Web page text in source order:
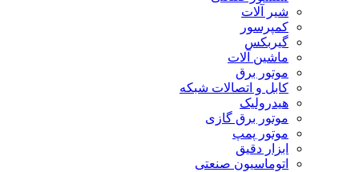
شیر آلات
کمپرسور
گیربکس
ماشین آلات
موتور برق
کابل و اتصالات شبکه
هیدرولیک
موتور برق گازی
موتور پمپ
ابزار دقیق
اتوماسیون صنعتی